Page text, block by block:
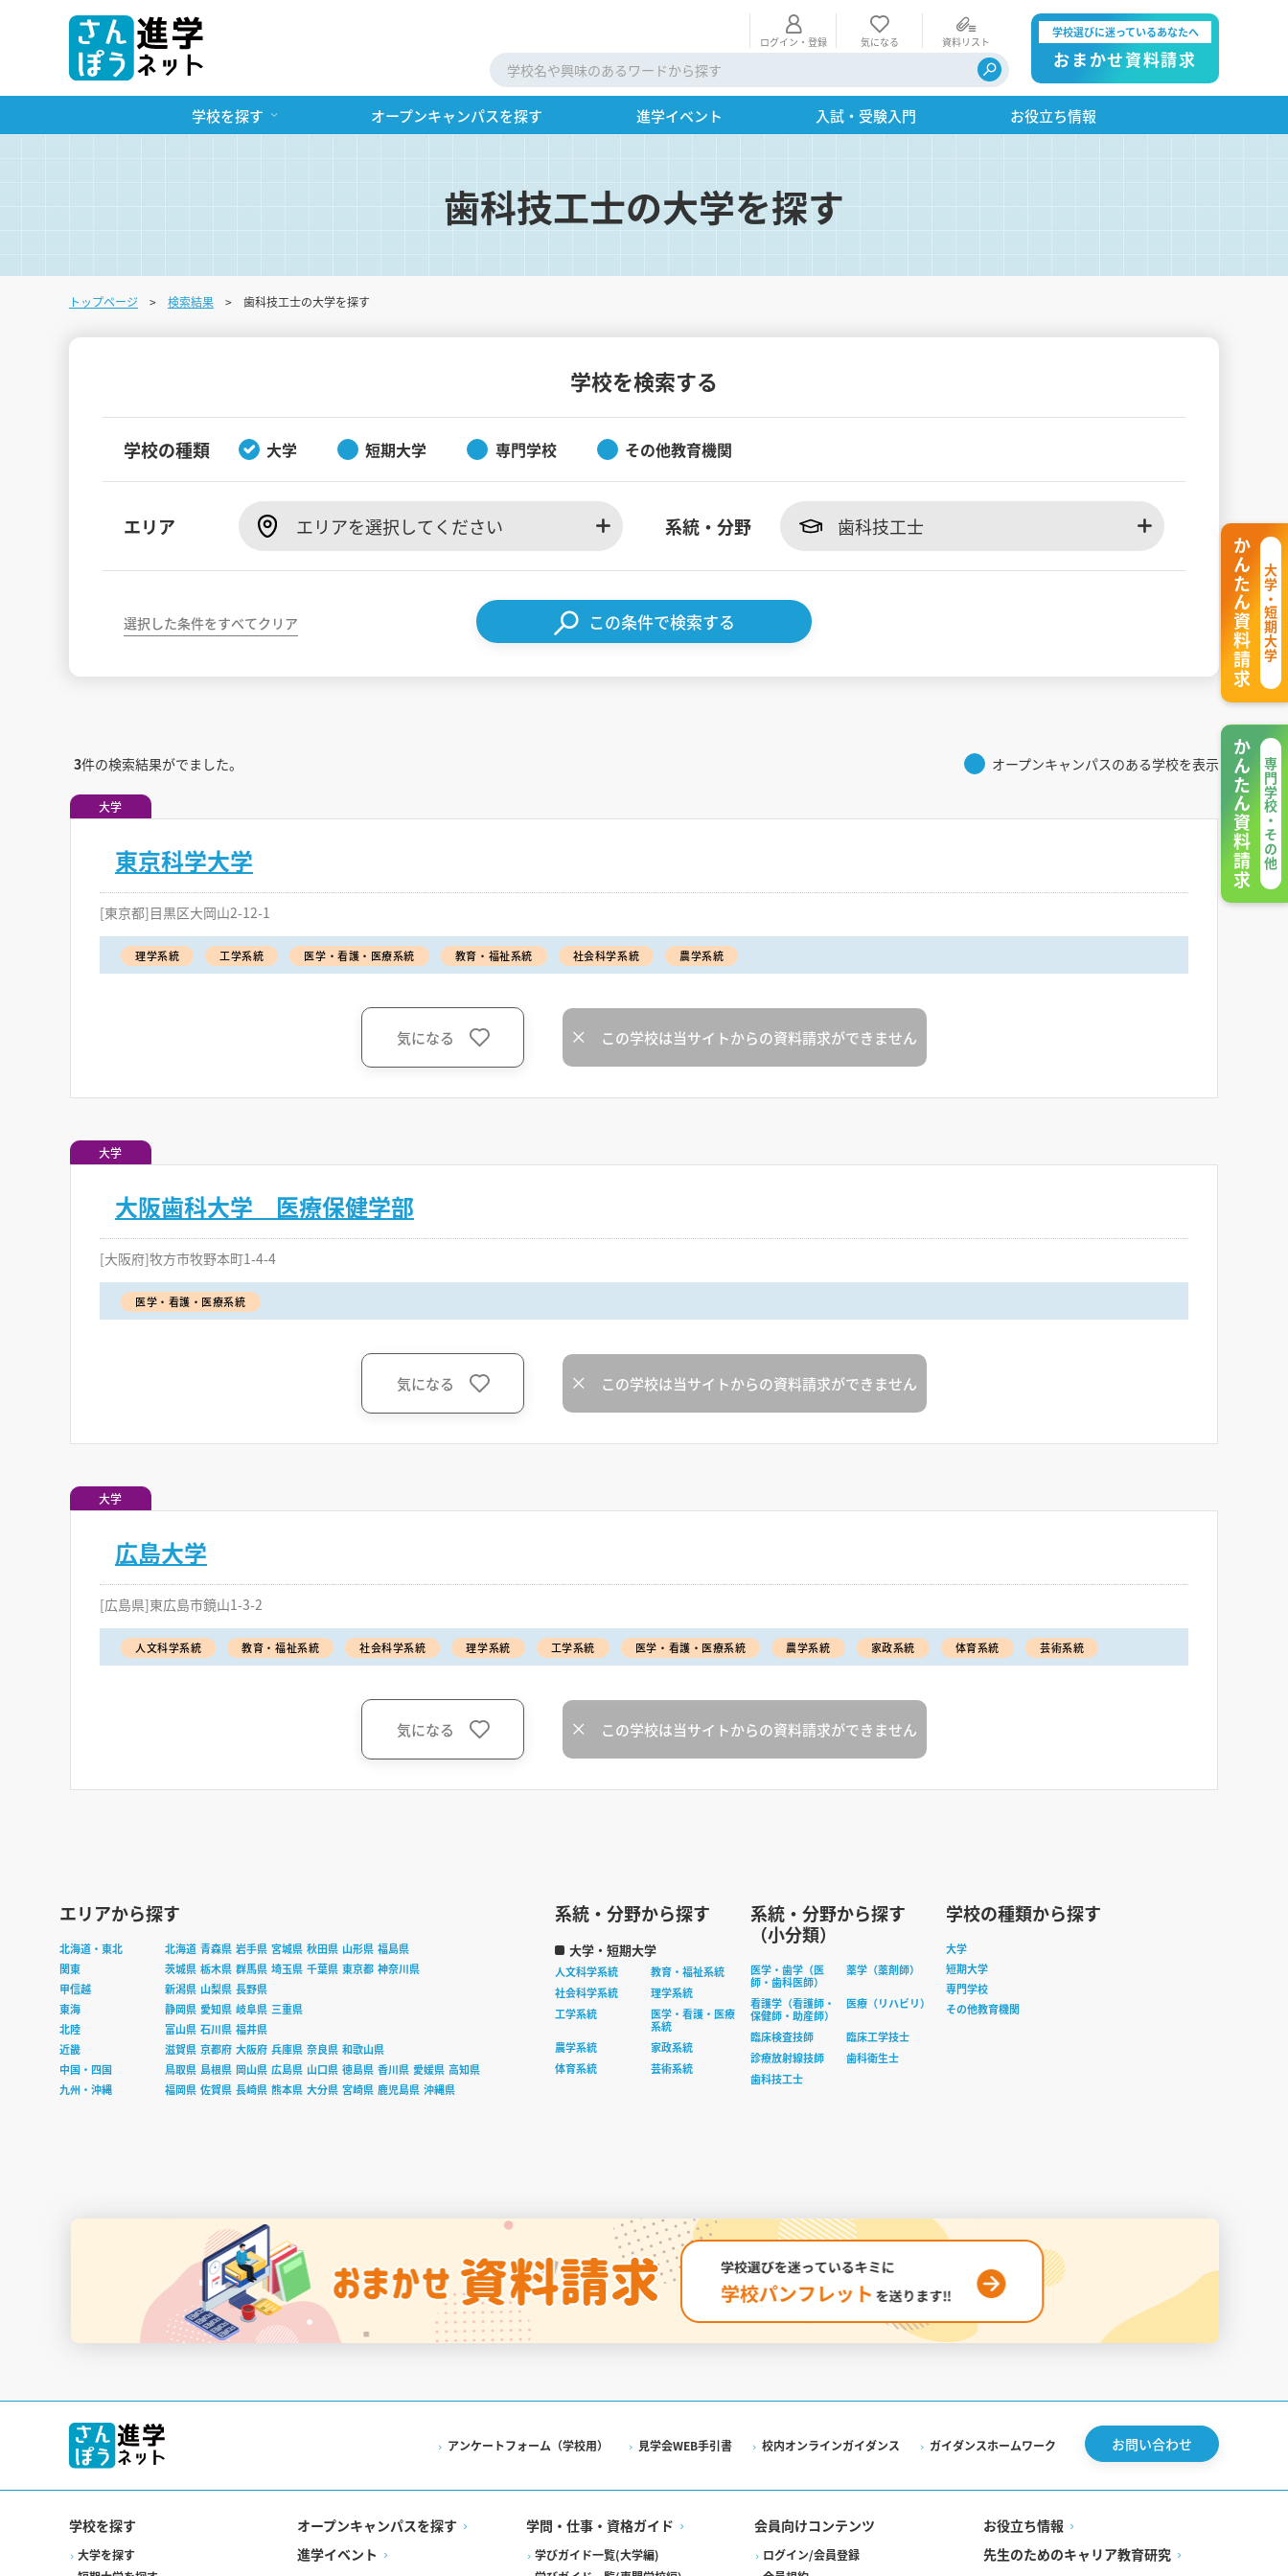
ログイン・登録 気になる 資料リスト
学校選びに迷っているあなたへ
おまかせ資料請求
学校を探す オープンキャンパスを探す 進学イベント 入試・受験入門 お役立ち情報
歯科技工士の大学を探す
トップページ 検索結果 歯科技工士の大学を探す
学校を検索する
学校の種類 大学 短期大学 専門学校 その他教育機関
エリア エリアを選択してください 系統・分野 歯科技工士
この条件で検索する
選択した条件をすべてクリア
3件の検索結果がでました。 オープンキャンパスのある学校を表示
大学
東京科学大学
[東京都]目黒区大岡山2-12-1
理学系統 工学系統 医学・看護・医療系統 教育・福祉系統 社会科学系統 農学系統
気になる この学校は当サイトからの資料請求ができません
大学
大阪歯科大学 医療保健学部
[大阪府]牧方市牧野本町1-4-4
医学・看護・医療系統
気になる この学校は当サイトからの資料請求ができません
大学
広島大学
[広島県]東広島市鏡山1-3-2
人文科学系統 教育・福祉系統 社会科学系統 理学系統 工学系統 医学・看護・医療系統 農学系統 家政系統 体育系統 芸術系統
気になる この学校は当サイトからの資料請求ができません
エリアから探す
北海道・東北 北海道 青森県 岩手県 宮城県 秋田県 山形県 福島県
関東
茨城県 栃木県 群馬県 埼玉県 千葉県 東京都 神奈川県
甲信越
新潟県 山梨県 長野県
東海
静岡県 愛知県 岐阜県 三重県
北陸
富山県 石川県 福井県
近畿
滋賀県 京都府 大阪府 兵庫県 奈良県 和歌山県
中国・四国
鳥取県 島根県 岡山県 広島県 山口県 徳島県 香川県 愛媛県 高知県
九州・沖縄
福岡県 佐賀県 長崎県 熊本県 大分県 宮崎県 鹿児島県 沖縄県
系統・分野から探す
大学・短期大学
人文科学系統
教育・福祉系統
社会科学系統
理学系統
工学系統
医学・看護・医療
系統
農学系統
家政系統
体育系統
芸術系統
系統・分野から探す
（小分類）
医学・歯学（医
師・歯科医師）
薬学（薬剤師）
看護学（看護師・
保健師・助産師）
医療（リハビリ）
臨床検査技師
臨床工学技士
診療放射線技師
歯科衛生士
歯科技工士
学校の種類から探す
大学
短期大学
専門学校
その他教育機関
大学・短期大学
かんたん資料請求
専門学校・その他
かんたん資料請求
アンケートフォーム（学校用） 見学会WEB手引書 校内オンラインガイダンス ガイダンスホームワーク お問い合わせ
学校を探す
大学を探す
オープンキャンパスを探す
進学イベント
学問・仕事・資格ガイド
学びガイド一覧(大学編)
会員向けコンテンツ
ログイン/会員登録
お役立ち情報
先生のためのキャリア教育研究